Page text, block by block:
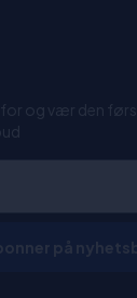
og vær den